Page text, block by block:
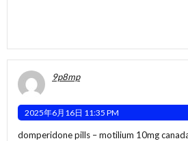
9p8mp
2025年6月16日 11:35 PM
domperidone pills –motilium 10mg